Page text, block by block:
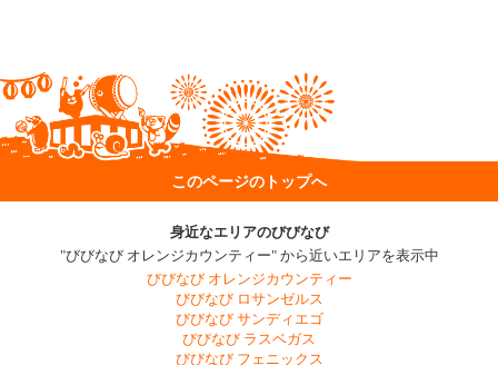
このページのトップへ
身近なエリアのびびなび
"びびなび オレンジカウンティー" から近いエリアを表示中
びびなび オレンジカウンティー
びびなび ロサンゼルス
びびなび サンディエゴ
びびなび ラスベガス
びびなび フェニックス